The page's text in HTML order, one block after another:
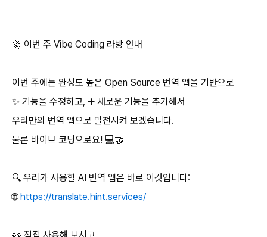
🚀 이번 주 Vibe Coding 라방 안내
이번 주에는 완성도 높은 Open Source 번역 앱을 기반으로
✨ 기능을 수정하고, ➕ 새로운 기능을 추가해서
우리만의 번역 앱으로 발전시켜 보겠습니다.
물론 바이브 코딩으로요! 💻🤝
🔍 우리가 사용할 AI 번역 앱은 바로 이것입니다:
🌐 https://translate.hint.services/